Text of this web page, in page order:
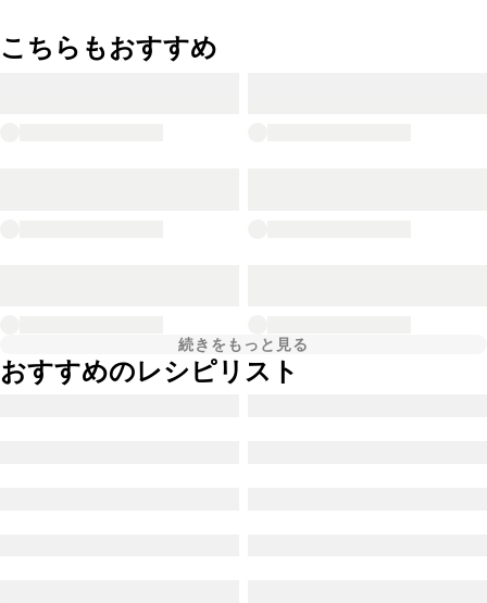
こちらもおすすめ
続きをもっと見る
おすすめのレシピリスト